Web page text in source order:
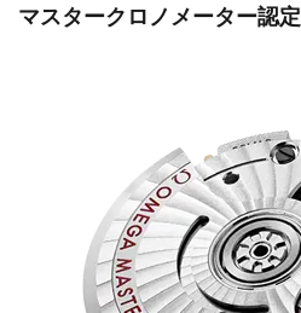
マスタークロノメーター認定